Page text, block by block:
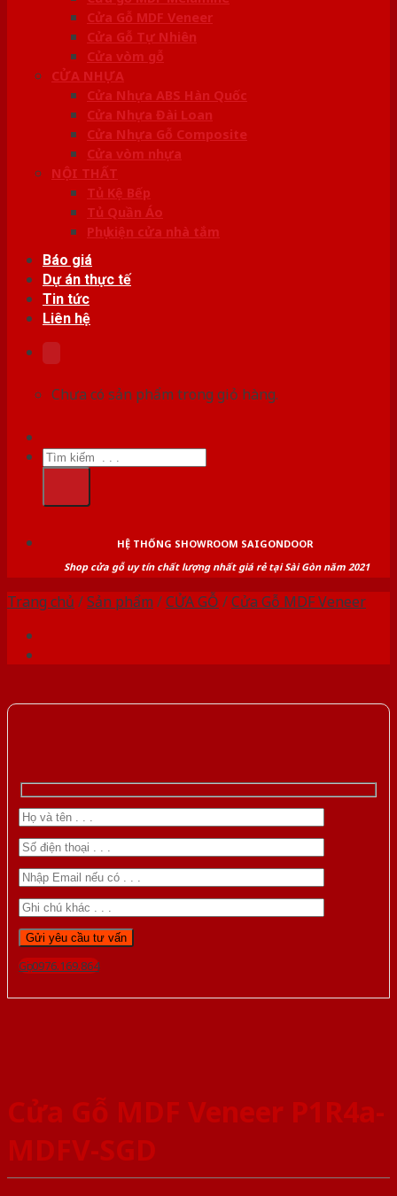
Cửa Gỗ MDF Veneer
Cửa Gỗ Tự Nhiên
Cửa vòm gỗ
CỬA NHỰA
Cửa Nhựa ABS Hàn Quốc
Cửa Nhựa Đài Loan
Cửa Nhựa Gỗ Composite
Cửa vòm nhựa
NỘI THẤT
Tủ Kệ Bếp
Tủ Quần Áo
Phụ kiện cửa nhà tắm
Báo giá
Dự án thực tế
Tin tức
Liên hệ
Chưa có sản phẩm trong giỏ hàng.
Tìm
kiếm:
HỆ THỐNG SHOWROOM SAIGONDOOR
Shop cửa gỗ uy tín chất lượng nhất giá rẻ tại Sài Gòn năm 2021
Trang chủ /Sản phẩm /CỬA GỖ /Cửa Gỗ MDF Veneer
Gọi 0976.169.864
Cửa Gỗ MDF Veneer P1R4a-
MDFV-SGD